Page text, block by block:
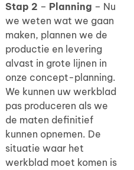
Stap 2 – Planning – Nu
we weten wat we gaan
maken, plannen we de
productie en levering
alvast in grote lijnen in
onze concept-planning.
We kunnen uw werkblad
pas produceren als we
de maten definitief
kunnen opnemen. De
situatie waar het
werkblad moet komen is